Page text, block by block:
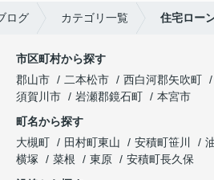
ログ カテゴリ一覧 住宅ロー
市区町村から探す
郡山市
二本松市 西白河郡矢吹町
須賀川市
岩瀬郡鏡石町
本宮市
町名から探す
大槻町
田村町東山 安積町笹川
横塚
菜根 東原
安積町長久保